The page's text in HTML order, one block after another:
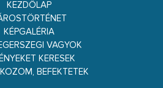
KEZDŐLAP
KÉPGALÉRIA
VAGYOK
KERESEK
BEFEKTETEK